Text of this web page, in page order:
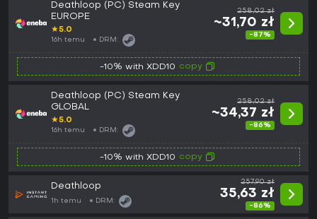
Deathloop (PC) Steam Key
EUROPE
★5.0
16h temu DRM:
258,02 zł
~31,70 zł
-87%
-10% with XDD10 copy
Deathloop (PC) Steam Key
GLOBAL
★5.0
16h temu DRM:
258,02 zł
~34,37 zł
-86%
-10% with XDD10 copy
Deathloop
1h temu DRM:
257,90 zł
35,63 zł
-86%